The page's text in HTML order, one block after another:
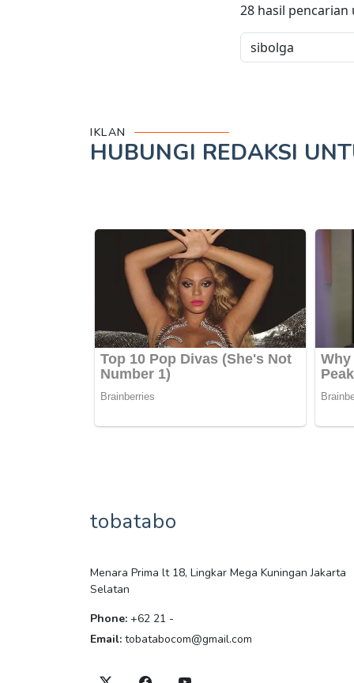
28 hasil
IKLAN
HUBUNGI REDAKSI
tobatabo
Menara Prima lt 18, Lingkar Mega Kuningan Jakarta
Selatan
Phone: +62 21 -
Email: tobatabocom@gmail.com